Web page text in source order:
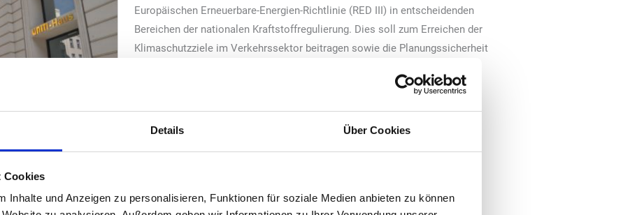
Details Über Cookies
Cookies
Inhalte und Anzeigen zu personalisieren, Funktionen für soziale Medien anbieten zu können
Europäischen Erneuerbare-Energien-Richtlinie (RED III) in entscheidenden
Bereichen der nationalen Kraftstoffregulierung. Dies soll zum Erreichen der
Klimaschutzziele im Verkehrssektor beitragen sowie die Planungssicherheit
Der „Uniti“-Verband begrüßt, dass der vom Bundeskabinett beschlossene
Gesetzentwurf der Kraftstoffbranche mit der Weiterentwicklung der THG-
bis 2040 gibt. So wird erstmals ein ansteigender Mindestmengenanteil von erneuerbaren
(RFNBO) von 0,1 Prozent im Jahr 2026 bis 8 Prozent im Jahr 2040 zur Erfüllung der THG-Quote